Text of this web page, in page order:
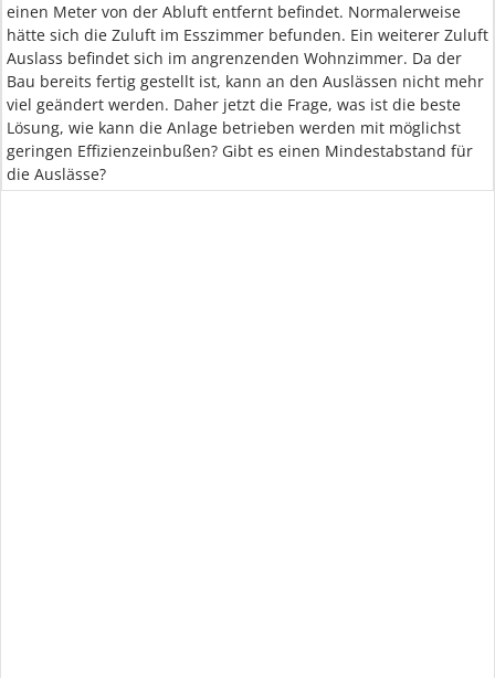
einen Meter von der Abluft entfernt befindet. Normalerweise
hätte sich die Zuluft im Esszimmer befunden. Ein weiterer Zuluft
Auslass befindet sich im angrenzenden Wohnzimmer. Da der
Bau bereits fertig gestellt ist, kann an den Auslässen nicht mehr
viel geändert werden. Daher jetzt die Frage, was ist die beste
Lösung, wie kann die Anlage betrieben werden mit möglichst
geringen Effizienzeinbußen? Gibt es einen Mindestabstand für
die Auslässe?